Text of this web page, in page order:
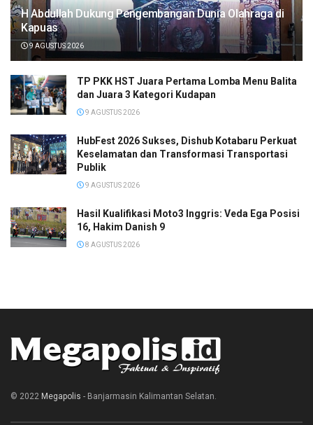
H Abdullah Dukung Pengembangan Dunia Olahraga di
Kapuas
9 AGUSTUS 2026
TP PKK HST Juara Pertama Lomba Menu Balita
dan Juara 3 Kategori Kudapan
9 AGUSTUS 2026
HubFest 2026 Sukses, Dishub Kotabaru Perkuat
Keselamatan dan Transformasi Transportasi
Publik
9 AGUSTUS 2026
Hasil Kualifikasi Moto3 Inggris: Veda Ega Posisi
16, Hakim Danish 9
8 AGUSTUS 2026
© 2022 Megapolis - Banjarmasin Kalimantan Selatan.